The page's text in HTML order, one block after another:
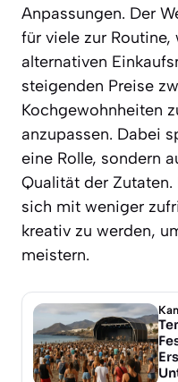
Anpassungen. Der
für viele zur Routine,
alternativen
steigenden Preise
Kochgewohnheiten
anzupassen. Dabei
eine Rolle, sondern
Qualität der
sich mit weniger
kreativ zu werden,
meistern.